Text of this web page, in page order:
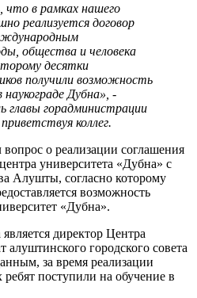
в рамках нашего
реализуется договор
общества и человека
десятки
получили возможность
Дубна», -
главы горадминистрации
, приветствуя коллег.
о реализации соглашения
университета «Дубна» с
Алушты, согласно которому
возможность
«Дубна».
директор Центра
алуштинского городского совета
за время реализации
поступили на обучение в